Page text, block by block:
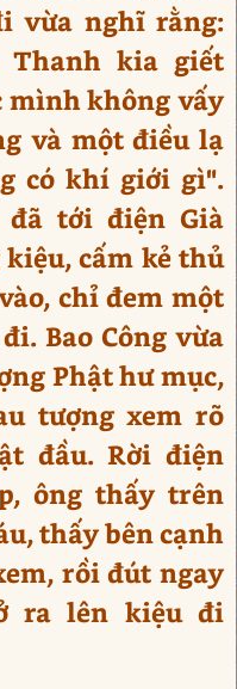
vừa nghĩ rằng:
Thanh kia giết
mình không vấy
và một điều lạ
có khí giới gì".
đã tới điện Già
kiệu, cấm kẻ thủ
chỉ đem một
Bao Công vừa
Phật hư mục,
tượng xem rõ
đầu. Rời điện
ông thấy trên
thấy bên cạnh
rồi đút ngay
ra lên kiệu đi